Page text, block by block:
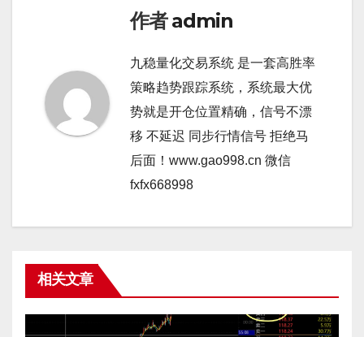
作者admin
九稳量化交易系统 是一套高胜率
策略趋势跟踪系统，系统最大优
势就是开仓位置精确，信号不漂
移 不延迟 同步行情信号 拒绝马
后面！www.gao998.cn 微信
fxfx668998
相关文章